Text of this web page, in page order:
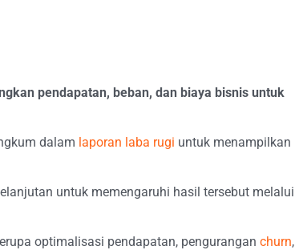
pendapatan, beban, dan biaya bisnis untuk
dalam laporan laba rugi untuk menampilkan
untuk memengaruhi hasil tersebut melalui
optimalisasi pendapatan, pengurangan churn,